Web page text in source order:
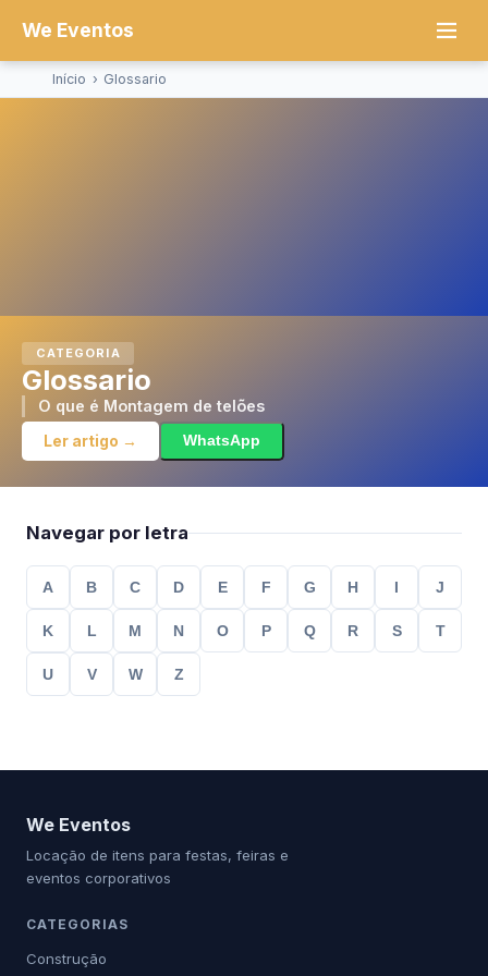
We Eventos
Início › Glossario
CATEGORIA
Glossario
O que é Montagem de telões
Ler artigo → WhatsApp
Navegar por letra
A B C D E F G H I J
K L M N O P Q R S T
U V W Z
We Eventos
Locação de itens para festas, feiras e
eventos corporativos
CATEGORIAS
Construção